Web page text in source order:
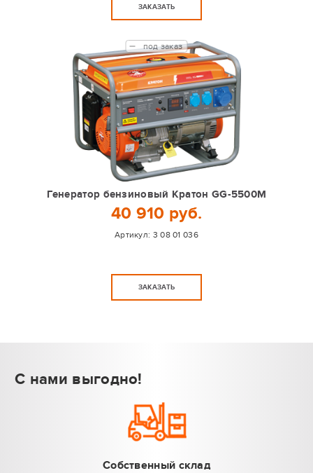
ЗАКАЗАТЬ
Генератор бензиновый Кратон GG-5500M
40 910 руб.
Артикул: 3 08 01 036
под заказ
ЗАКАЗАТЬ
С нами выгодно!
Собственный склад